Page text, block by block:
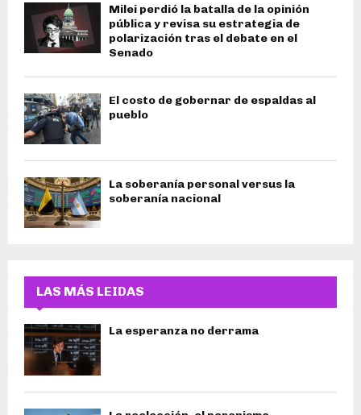
Milei perdió la batalla de la opinión
pública y revisa su estrategia de
polarización tras el debate en el
Senado
El costo de gobernar de espaldas al
pueblo
La soberanía personal versus la
soberanía nacional
LAS MÁS LEIDAS
La esperanza no derrama